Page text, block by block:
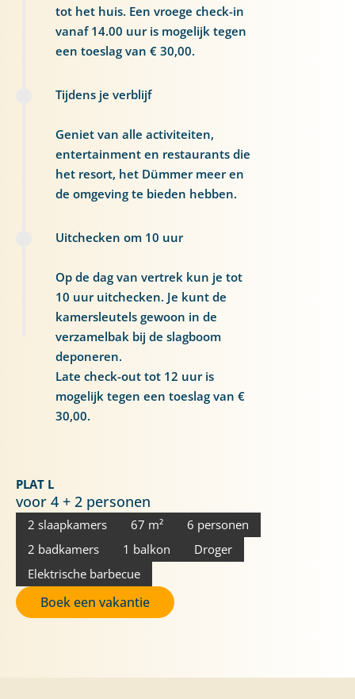
tot het huis. Een vroege check-in
vanaf 14.00 uur is mogelijk tegen
een toeslag van € 30,00.
Tijdens je verblijf
Geniet van alle activiteiten,
entertainment en restaurants die
het resort, het Dümmer meer en
de omgeving te bieden hebben.
Uitchecken om 10 uur
Op de dag van vertrek kun je tot
10 uur uitchecken. Je kunt de
kamersleutels gewoon in de
verzamelbak bij de slagboom
deponeren.
Late check-out tot 12 uur is
mogelijk tegen een toeslag van €
30,00.
PLAT L
voor 4 + 2 personen
2 slaapkamers 67 m²
6 personen
2 badkamers
1 balkon
Droger
Elektrische barbecue
Boek een vakantie